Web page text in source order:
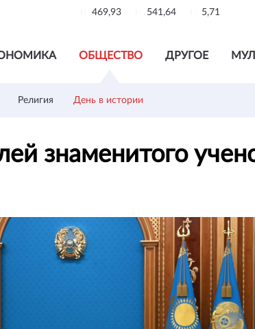
469,93 541,64 5,71
ОБЩЕСТВО ДРУГОЕ
Религия День в истории
знаменитого